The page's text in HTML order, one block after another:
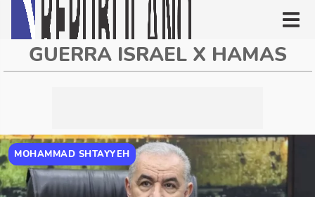
GUERRA ISRAEL X HAMAS
MOHAMMAD SHTAYYEH